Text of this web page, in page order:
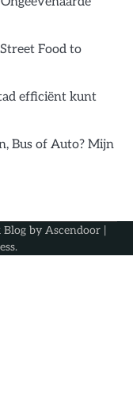
Food to
efficiënt kunt
Bus of Auto? Mijn
Blog by Ascendoor |
.